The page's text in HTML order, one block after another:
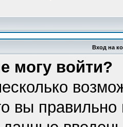
Вход на
могу войти?
вы